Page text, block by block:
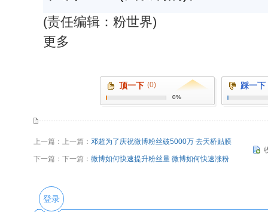
(责任编辑：粉世界)
更多
顶一下 (0)
0%
踩一下
上一篇：上一篇： 邓超为了庆祝微博粉丝破5000万 去天桥贴膜
下一篇：下一篇： 微博如何快速提升粉丝量 微博如何快速涨粉
登录